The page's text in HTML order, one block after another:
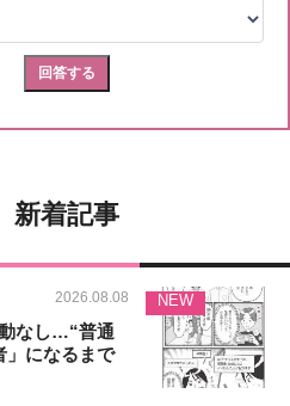
新着記事
2026.08.08
なし…“普通
」になるまで
NEW